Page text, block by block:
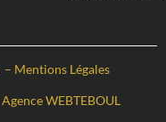
– Mentions Légales
Agence WEBTEBOUL